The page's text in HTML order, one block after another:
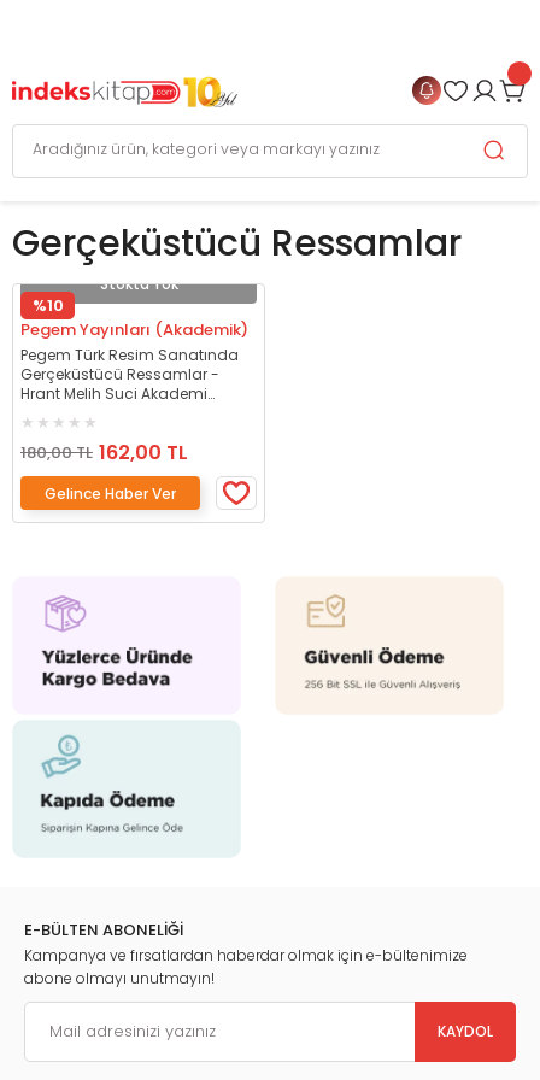
Gerçeküstücü Ressamlar
Stokta Yok
%10
Pegem Yayınları (Akademik)
Pegem Türk Resim Sanatında
Gerçeküstücü Ressamlar -
Hrant Melih Suci Akademi
180,00 TL 162,00 TL
Gelince Haber Ver
E-BÜLTEN ABONELİĞİ
Kampanya ve fırsatlardan haberdar olmak için e-bültenimize
abone olmayı unutmayın!
KAYDOL